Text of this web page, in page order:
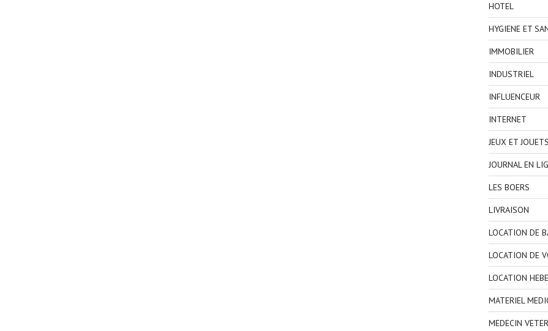
HOTEL
HYGIENE ET
IMMOBILIER
INDUSTRIEL
INFLUENCEUR
INTERNET
JEUX ET JOUETS
JOURNAL EN
LES BOERS
LIVRAISON
LOCATION DE
LOCATION DE
LOCATION
MATERIEL
MEDECIN